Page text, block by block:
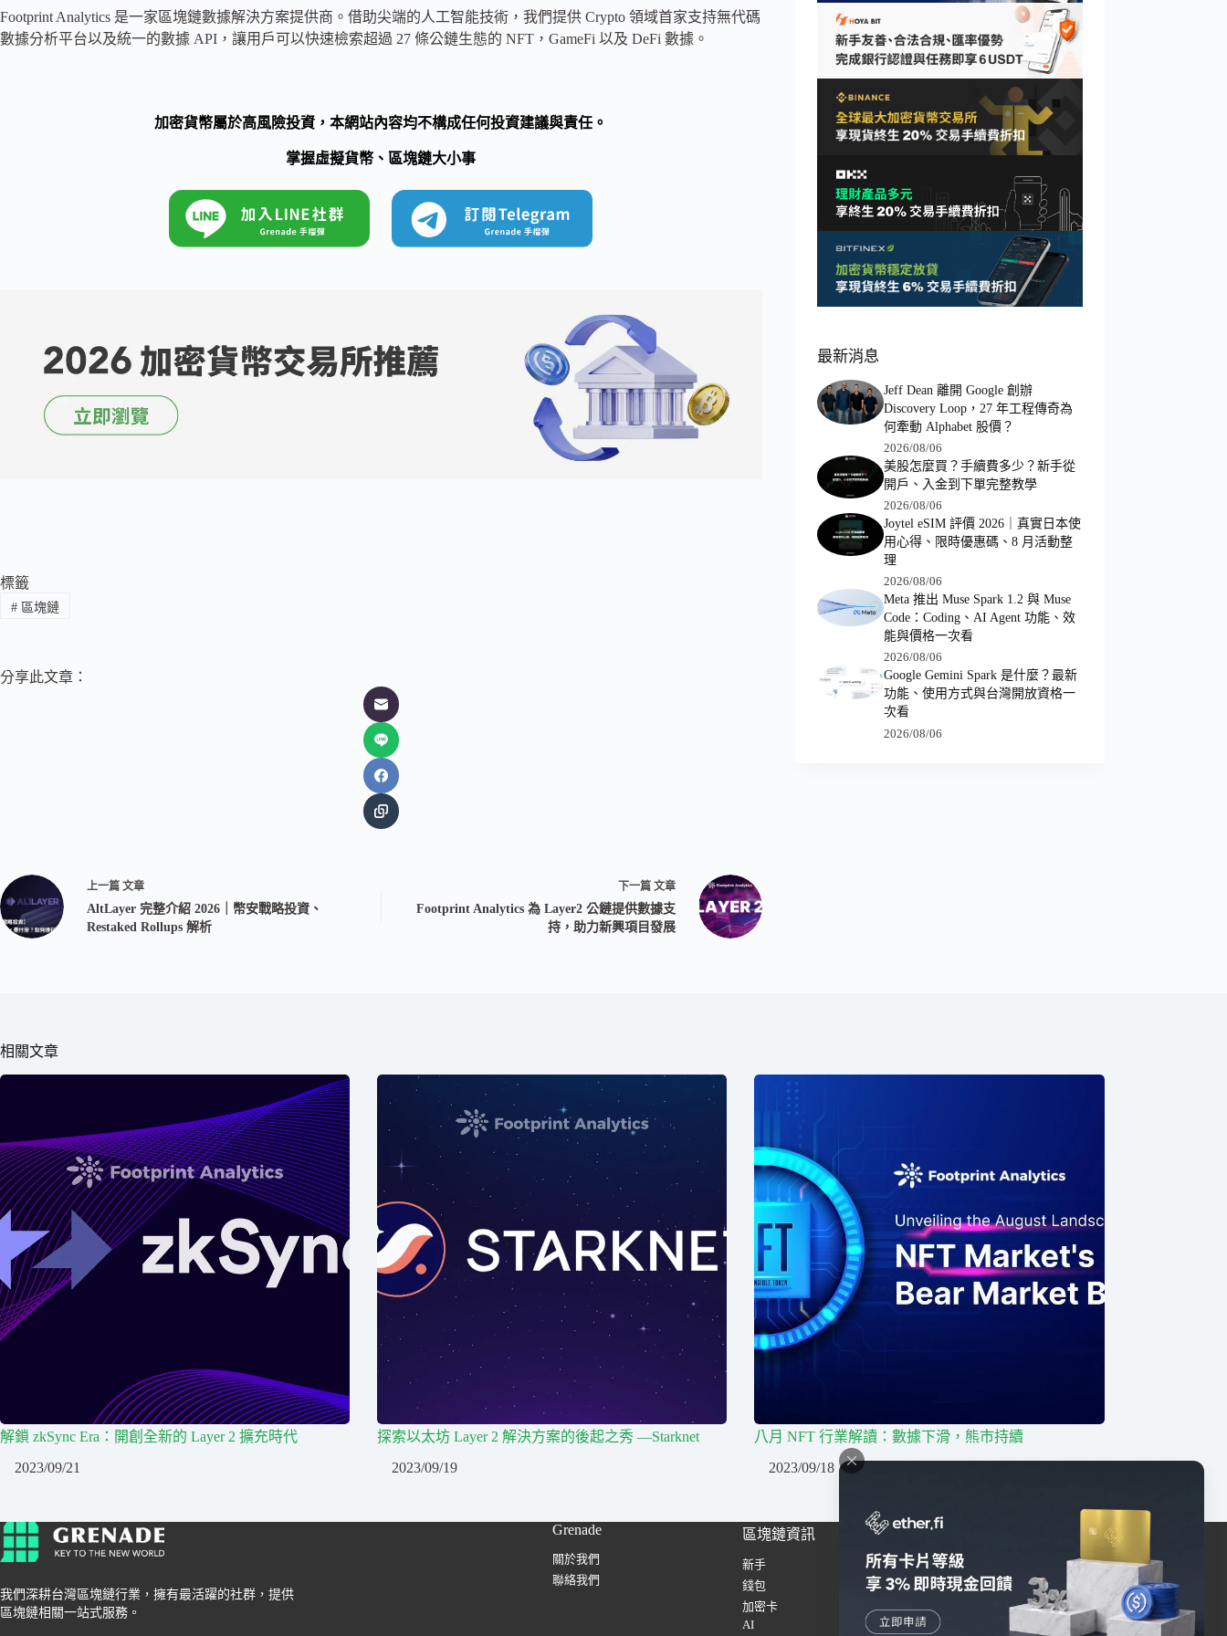
Footprint Analytics 是一家區塊鏈數據解決方案提供商。借助尖端的人工智能技術，我們提供 Crypto 領域首家支持無代碼
數據分析平台以及統一的數據 API，讓用戶可以快速檢索超過 27 條公鏈生態的 NFT，GameFi 以及 DeFi 數據。
加密貨幣屬於高風險投資，本網站內容均不構成任何投資建議與責任。
掌握虛擬貨幣、區塊鏈大小事
標籤
#區塊鏈
分享此文章：
上一篇 文章
AltLayer 完整介紹 2026｜幣安戰略投資、
Restaked Rollups 解析
下一篇 文章
Footprint Analytics 為 Layer2 公鏈提供數據支
持，助力新興項目發展
最新消息
Jeff Dean 離開 Google 創辦
Discovery Loop，27 年工程傳奇為
何牽動 Alphabet 股價？
2026/08/06
美股怎麼買？手續費多少？新手從
開戶、入金到下單完整教學
2026/08/06
Joytel eSIM 評價 2026｜真實日本使
用心得、限時優惠碼、8 月活動整
理
2026/08/06
Meta 推出 Muse Spark 1.2 與 Muse
Code：Coding、AI Agent 功能、效
能與價格一次看
2026/08/06
Google Gemini Spark 是什麼？最新
功能、使用方式與台灣開放資格一
次看
2026/08/06
相關文章
解鎖 zkSync Era：開創全新的 Layer 2 擴充時代
2023/09/21
探索以太坊 Layer 2 解決方案的後起之秀 —Starknet
2023/09/19
八月 NFT 行業解讀：數據下滑，熊市持續
2023/09/18
我們深耕台灣區塊鏈行業，擁有最活躍的社群，提供
區塊鏈相關一站式服務。
Grenade
關於我們
聯絡我們
區塊鏈資訊
新手
錢包
加密卡
AI
交易所
幣安
Bybit
HOYA BIT